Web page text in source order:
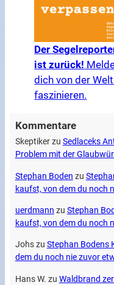
Der
ist zurück!
dich von der
faszinieren.
Kommentare
Skeptikerzu Sedlaceks
Problem mit der
Stephan Boden zu
kaufst, von dem du noch
uerdmann zu Stephan
kaufst, von dem du noch
Johszu Stephan Bodens
dem du noch nie zuvor
Hans W. zu Waldbrand